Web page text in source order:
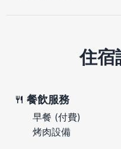
住宿
餐飲服務
早餐 (付費)
烤肉設備